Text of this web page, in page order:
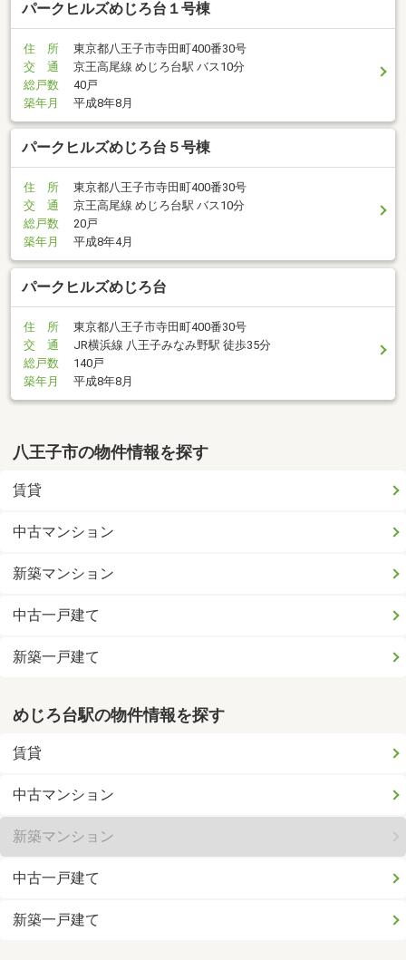
パークヒルズめじろ台１号棟
住 所
東京都八王子市寺田町400番30号
交 通
京王高尾線 めじろ台駅 バス10分
総戸数
40戸
築年月
平成8年8月
パークヒルズめじろ台５号棟
住 所
東京都八王子市寺田町400番30号
交 通
京王高尾線 めじろ台駅 バス10分
総戸数
20戸
築年月
平成8年4月
パークヒルズめじろ台
住 所
東京都八王子市寺田町400番30号
交 通
JR横浜線 八王子みなみ野駅 徒歩35分
総戸数
140戸
築年月
平成8年8月
八王子市の物件情報を探す
賃貸
中古マンション
新築マンション
中古一戸建て
新築一戸建て
めじろ台駅の物件情報を探す
賃貸
中古マンション
新築マンション
中古一戸建て
新築一戸建て